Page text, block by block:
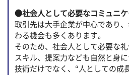
●社会人として必要なコミュニ
取引先は大手企業が中心であり
わる機会も多くあります。
そのため、社会人として必要な
スキル、提案力なども自然と身に
技術だけでなく、“人としての成